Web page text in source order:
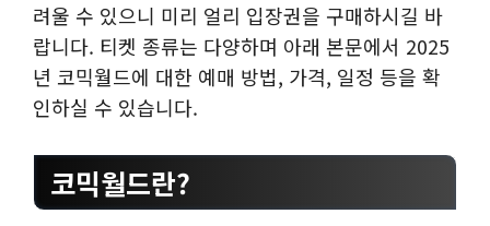
려울 수 있으니 미리 얼리 입장권을 구매하시길 바
랍니다. 티켓 종류는 다양하며 아래 본문에서 2025
년 코믹월드에 대한 예매 방법, 가격, 일정 등을 확
인하실 수 있습니다.
코믹월드란?